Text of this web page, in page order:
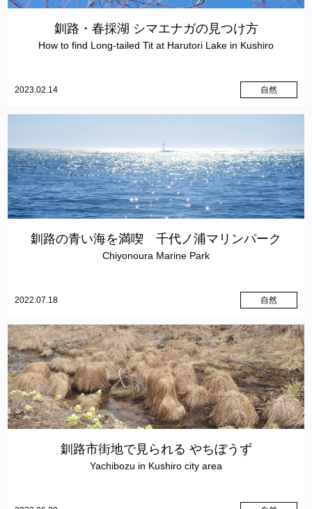
釧路・春採湖 シマエナガの見つけ方
How to find Long-tailed Tit at Harutori Lake in Kushiro
2023.02.14 自然
釧路の青い海を満喫 千代ノ浦マリンパーク
Chiyonoura Marine Park
2022.07.18 自然
釧路市街地で見られる やちぼうず
Yachibozu in Kushiro city area